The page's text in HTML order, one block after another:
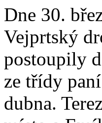
Dne 30.
Vejprtský
postoupily
ze třídy
dubna.